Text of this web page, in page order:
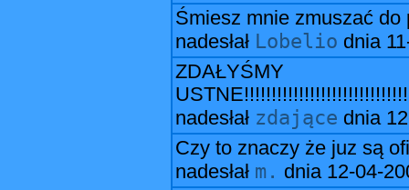
Śmiesz mnie zmuszać do
nadesłał Lobelio dnia
ZDAŁYŚMY
nadesłał zdające dnia
Czy to znaczy że juz są
nadesłał m. dnia 12-04-